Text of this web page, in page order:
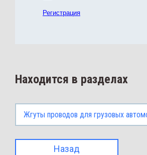
Регистрация
Находится в разделах
Жгуты проводов для грузовых
Назад